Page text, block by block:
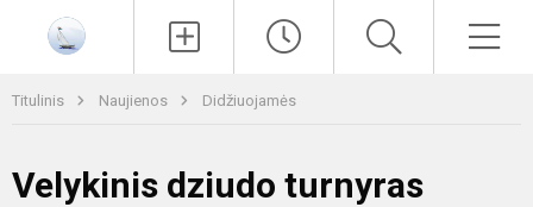
Titulinis Naujienos Didžiuojamės
Velykinis dziudo turnyras